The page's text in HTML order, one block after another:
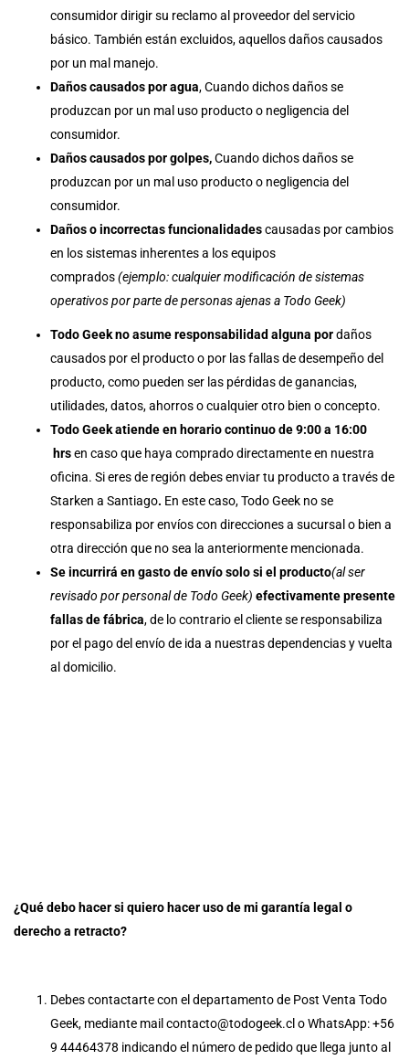
consumidor dirigir su reclamo al proveedor del servicio
básico. También están excluidos, aquellos daños causados
por un mal manejo.
Daños causados por agua, Cuando dichos daños se
produzcan por un mal uso producto o negligencia del
consumidor.
Daños causados por golpes,Cuando dichos daños se
produzcan por un mal uso producto o negligencia del
consumidor.
Daños o incorrectas funcionalidadescausadas por cambios
en los sistemas inherentes a los equipos
comprados(ejemplo: cualquier modificación de sistemas
operativos por parte de personas ajenas a Todo Geek)
Todo Geek no asume responsabilidad alguna pordaños
causados por el producto o por las fallas de desempeño del
producto, como pueden ser las pérdidas de ganancias,
utilidades, datos, ahorros o cualquier otro bien o concepto.
Todo Geek atiende en horario continuo de 9:00 a 16:00
hrsen caso que haya comprado directamente en nuestra
oficina. Si eres de región debes enviar tu producto a través de
Starken a Santiago. En este caso, Todo Geek no se
responsabiliza por envíos con direcciones a sucursal o bien a
otra dirección que no sea la anteriormente mencionada.
Se incurrirá en gasto de envío solo si el producto(al ser
revisado por personal de Todo Geek) efectivamente presente
fallas de fábrica, de lo contrario el cliente se responsabiliza
por el pago del envío de ida a nuestras dependencias y vuelta
al domicilio.
¿Qué debo hacer si quiero hacer uso de mi garantía legal o
derecho a retracto?
Debes contactarte con el departamento de Post Venta Todo
Geek, mediante mail contacto@todogeek.cl o WhatsApp: +56
9 44464378 indicando el número de pedido que llega junto al